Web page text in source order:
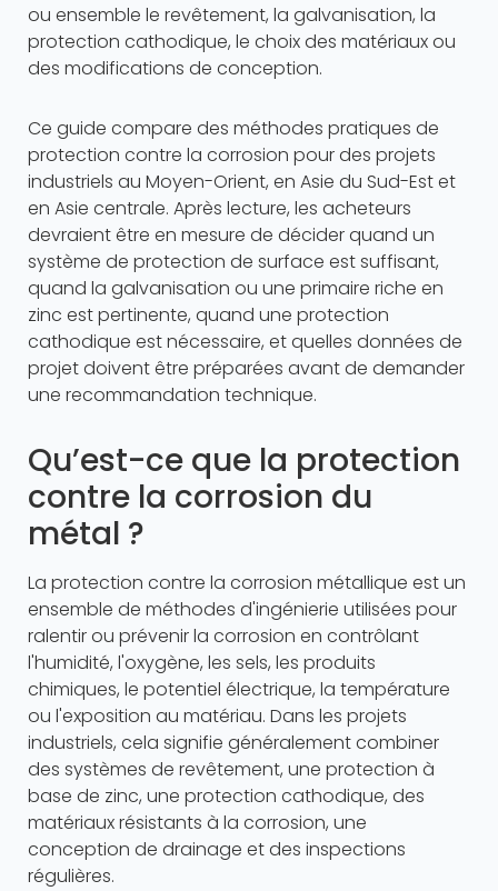
ou ensemble le revêtement, la galvanisation, la
protection cathodique, le choix des matériaux ou
des modifications de conception.
Ce guide compare des méthodes pratiques de
protection contre la corrosion pour des projets
industriels au Moyen-Orient, en Asie du Sud-Est et
en Asie centrale. Après lecture, les acheteurs
devraient être en mesure de décider quand un
système de protection de surface est suffisant,
quand la galvanisation ou une primaire riche en
zinc est pertinente, quand une protection
cathodique est nécessaire, et quelles données de
projet doivent être préparées avant de demander
une recommandation technique.
Qu’est-ce que la protection
contre la corrosion du
métal ?
La protection contre la corrosion métallique est un
ensemble de méthodes d'ingénierie utilisées pour
ralentir ou prévenir la corrosion en contrôlant
l'humidité, l'oxygène, les sels, les produits
chimiques, le potentiel électrique, la température
ou l'exposition au matériau. Dans les projets
industriels, cela signifie généralement combiner
des systèmes de revêtement, une protection à
base de zinc, une protection cathodique, des
matériaux résistants à la corrosion, une
conception de drainage et des inspections
régulières.